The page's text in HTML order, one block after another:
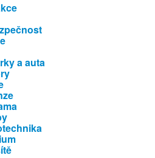
a auta